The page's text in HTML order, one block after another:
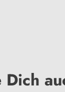
Dich